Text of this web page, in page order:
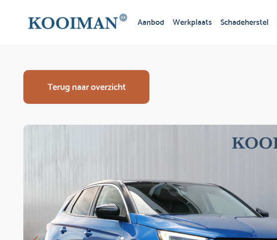
Aanbod Werkplaats Schadeherstel
Terug naar overzicht